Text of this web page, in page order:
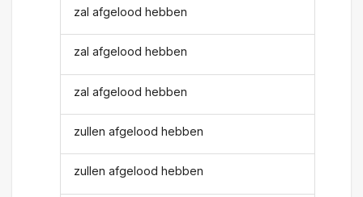
zal afgelood hebben
zal afgelood hebben
zal afgelood hebben
zullen afgelood hebben
zullen afgelood hebben